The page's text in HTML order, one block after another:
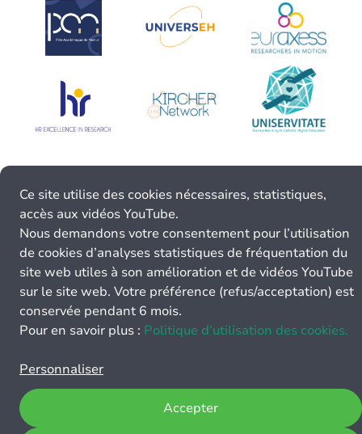
Ce site utilise des cookies nécessaires, statistiques,
accès aux vidéos YouTube.
Nous demandons votre consentement pour l’utilisation
de cookies d’analyses statistiques de fréquentation du
site web utiles à son amélioration et de vidéos YouTube
sur le site web. Votre préférence (refus/acceptation) est
conservée pendant 6 mois.
Pour en savoir plus : Politique d’utilisation des cookies.
Personnaliser
Accepter